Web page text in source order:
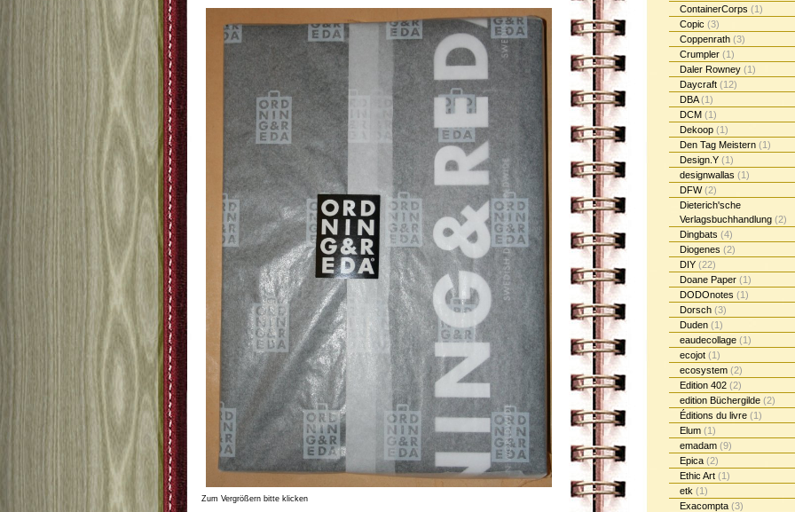
Zum Vergrößern bitte klicken
ContainerCorps (1)
Copic (3)
Coppenrath (3)
Crumpler (1)
Daler Rowney (1)
Daycraft (12)
DBA(1)
DCM (1)
Dekoop (1)
Den Tag Meistern (1)
Design.Y (1)
designwallas (1)
DFW(2)
Dieterich'sche
Verlagsbuchhandlung (2)
Dingbats (4)
Diogenes (2)
DIY (22)
Doane Paper (1)
DODOnotes (1)
Dorsch (3)
Duden (1)
eaudecollage (1)
ecojot (1)
ecosystem (2)
Edition 402 (2)
edition Büchergilde (2)
Éditions du livre (1)
Elum (1)
emadam (9)
Epica (2)
Ethic Art (1)
etk (1)
Exacompta (3)